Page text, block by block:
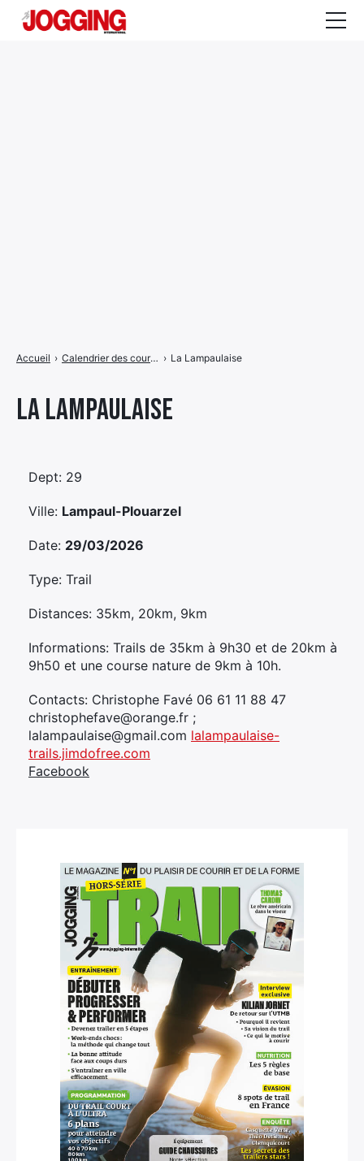
La Lampaulaise
Accueil › Calendrier des courses › La Lampaulaise
Dept: 29
Ville: Lampaul-Plouarzel
Date: 29/03/2026
Type: Trail
Distances: 35km, 20km, 9km
Informations: Trails de 35km à 9h30 et de 20km à
9h50 et une course nature de 9km à 10h.
Contacts: Christophe Favé 06 61 11 88 47
christophefave@orange.fr ;
lalampaulaise@gmail.com lalampaulaise-
trails.jimdofree.com
Facebook
de